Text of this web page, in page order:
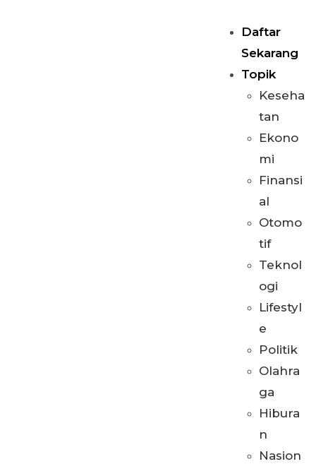
Daftar
Sekarang
Topik
Keseha
tan
Ekono
mi
Finansi
al
Otomo
tif
Teknol
ogi
Lifestyl
e
Politik
Olahra
ga
Hibura
n
Nasion